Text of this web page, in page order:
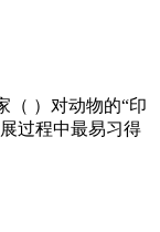
（ ）对动物的“印
过程中最易习得